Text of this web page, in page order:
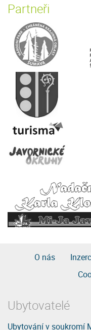
Partneři
O nás
Ubytovatelé
Ubytování v soukromí